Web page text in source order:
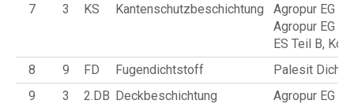
7
3 KS Kantenschutzbeschichtung
Agropur EG
Agropur EG
ES Teil B,
8
9 FD Fugendichtstoff
Palesit
9
3 2.DB Deckbeschichtung
Agropur EG